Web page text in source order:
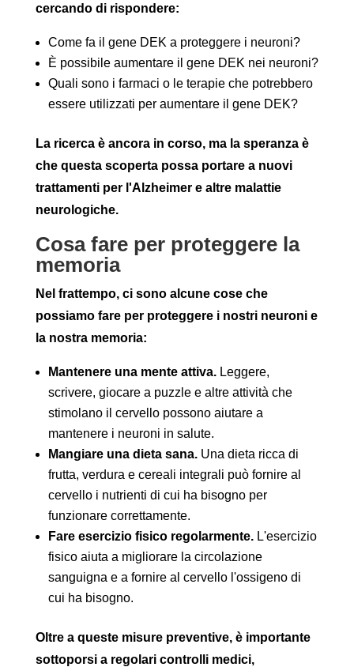
cercando di rispondere:
Come fa il gene DEK a proteggere i neuroni?
È possibile aumentare il gene DEK nei neuroni?
Quali sono i farmaci o le terapie che potrebbero
essere utilizzati per aumentare il gene DEK?
La ricerca è ancora in corso, ma la speranza è
che questa scoperta possa portare a nuovi
trattamenti per l'Alzheimer e altre malattie
neurologiche.
Cosa fare per proteggere la
memoria
Nel frattempo, ci sono alcune cose che
possiamo fare per proteggere i nostri neuroni e
la nostra memoria:
Mantenere una mente attiva.Leggere,
scrivere, giocare a puzzle e altre attività che
stimolano il cervello possono aiutare a
mantenere i neuroni in salute.
Mangiare una dieta sana.Una dieta ricca di
frutta, verdura e cereali integrali può fornire al
cervello i nutrienti di cui ha bisogno per
funzionare correttamente.
Fare esercizio fisico regolarmente.L'esercizio
fisico aiuta a migliorare la circolazione
sanguigna e a fornire al cervello l'ossigeno di
cui ha bisogno.
Oltre a queste misure preventive, è importante
sottoporsi a regolari controlli medici,